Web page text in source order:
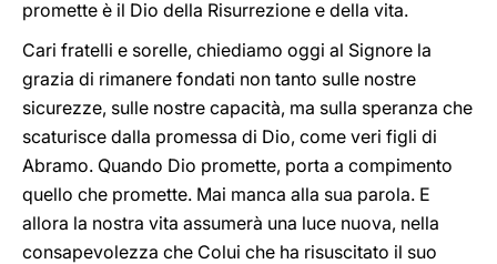
promette è il Dio della Risurrezione e della vita.
Cari fratelli e sorelle, chiediamo oggi al Signore la
grazia di rimanere fondati non tanto sulle nostre
sicurezze, sulle nostre capacità, ma sulla speranza che
scaturisce dalla promessa di Dio, come veri figli di
Abramo. Quando Dio promette, porta a compimento
quello che promette. Mai manca alla sua parola. E
allora la nostra vita assumerà una luce nuova, nella
consapevolezza che Colui che ha risuscitato il suo